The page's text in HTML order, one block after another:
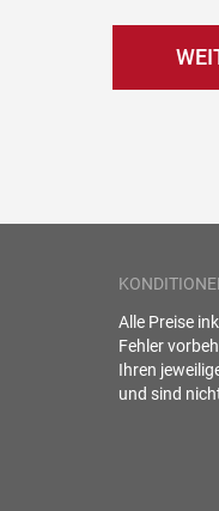
Alle Preise
Fehler
Ihren
und sind